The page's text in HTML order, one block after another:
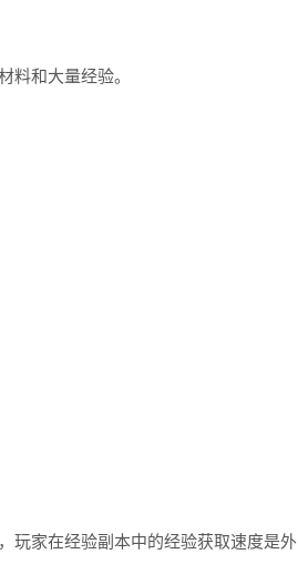
和大量经验。
家在经验副本中的经验获取速度是外